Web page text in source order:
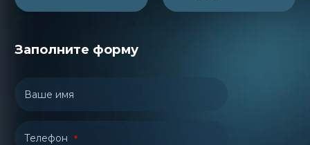
Заполните форму
Ваше имя
Телефон